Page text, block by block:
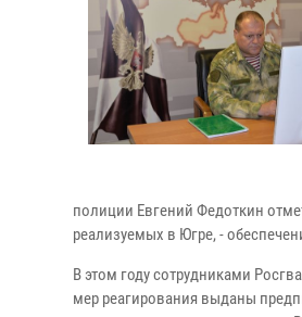
полиции Евгений Федоткин
реализуемых в Югре, -
В этом году сотрудниками
мер реагирования выданы